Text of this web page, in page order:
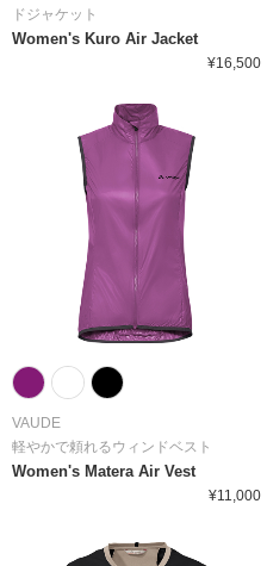
ドジャケット
Women's Kuro Air Jacket
¥16,500
VAUDE
軽やかで頼れるウィンドベスト
Women's Matera Air Vest
¥11,000